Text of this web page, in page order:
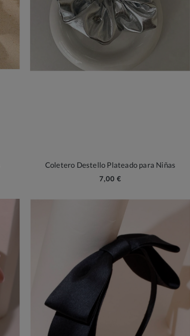
Coletero Destello Plateado para Niñas
7,00 €